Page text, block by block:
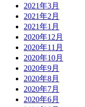
2021年3月
2021年2月
2021年1月
2020年12月
2020年11月
2020年10月
2020年9月
2020年8月
2020年7月
2020年6月